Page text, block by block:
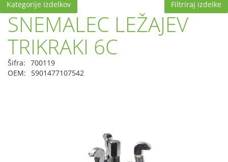
Kategorije izdelkov Filtriraj izdelke
SNEMALEC LEŽAJEV
TRIKRAKI 6C
Šifra: 700119
OEM:
5901477107542